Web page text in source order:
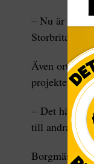
– Nu är vi för
Även ortens
projektet.
– Det här
till andra